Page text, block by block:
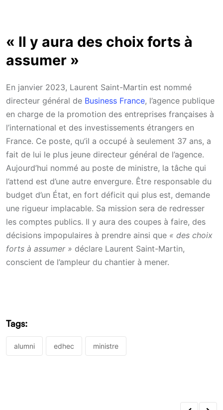
« Il y aura des choix forts à
assumer »
En janvier 2023, Laurent Saint-Martin est nommé
directeur général de Business France, l’agence publique
en charge de la promotion des entreprises françaises à
l’international et des investissements étrangers en
France. Ce poste, qu’il a occupé à seulement 37 ans, a
fait de lui le plus jeune directeur général de l’agence.
Aujourd’hui nommé au poste de ministre, la tâche qui
l’attend est d’une autre envergure. Être responsable du
budget d’un État, en fort déficit qui plus est, demande
une rigueur implacable. Sa mission sera de redresser
les comptes publics. Il y aura des coupes à faire, des
décisions impopulaires à prendre ainsi que « des choix
forts à assumer » déclare Laurent Saint-Martin,
conscient de l’ampleur du chantier à mener.
Tags:
alumni edhec ministre